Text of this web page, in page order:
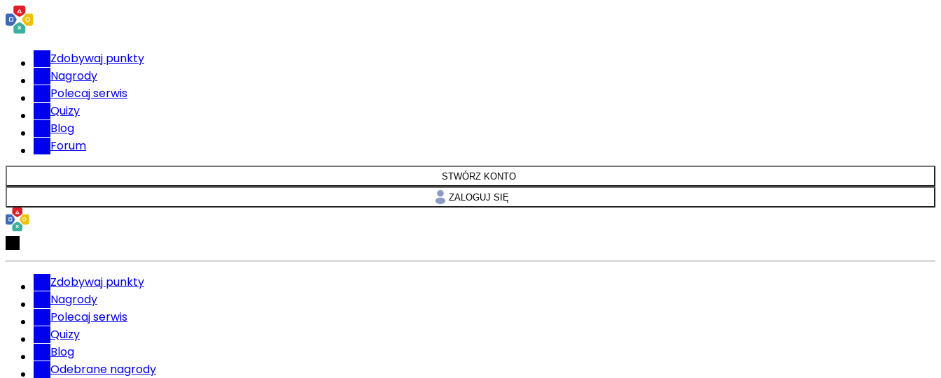
Zdobywaj punkty
Nagrody
Polecaj serwis
Quizy
Blog
Forum
STWÓRZ KONTO
ZALOGUJ SIĘ
Zdobywaj punkty
Nagrody
Polecaj serwis
Quizy
Blog
Odebrane nagrody